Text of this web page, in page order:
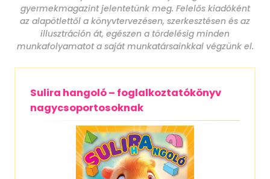
gyermekmagazint jelentetünk meg. Felelős kiadóként
az alapötlettől a könyvtervezésen, szerkesztésen és az
illusztráción át, egészen a tördelésig minden
munkafolyamatot a saját munkatársainkkal végzünk el.
Sulira hangoló – foglalkoztatókönyv
nagycsoportosoknak